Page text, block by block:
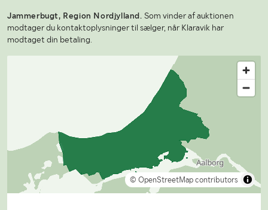
Jammerbugt, Region Nordjylland. Som vinder af auktionen
modtager du kontaktoplysninger til sælger, når Klaravik har
modtaget din betaling.
© OpenStreetMap contributors